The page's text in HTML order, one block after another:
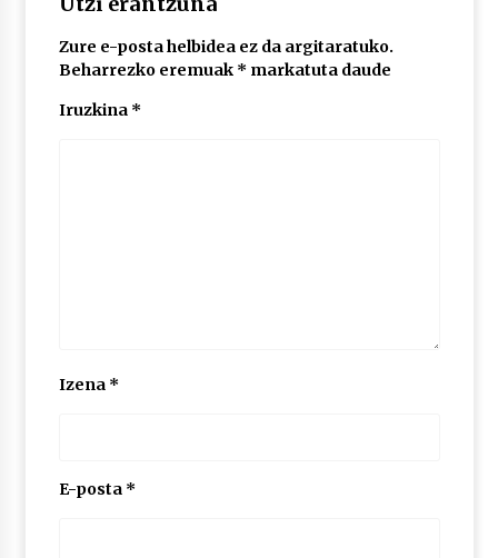
2026/07/07
Auritz Iñurrietaren margoak ikusgai
Zure e-posta helbidea ez da argitaratuko.
Beharrezko eremuak * markatuta daude
Iruzkina *
Izena *
E-posta *